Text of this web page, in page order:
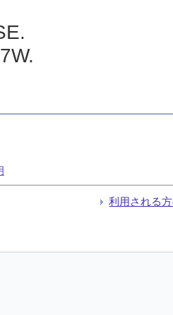
利用される